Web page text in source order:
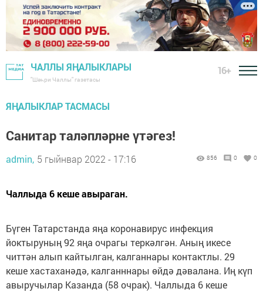
ЧАЛЛЫ ЯҢАЛЫКЛАРЫ
"Шәһри Чаллы" газетасы
16+
ЯҢАЛЫКЛАР ТАСМАСЫ
Санитар таләпләрне үтәгез!
admin, 5 гыйнвар 2022 - 17:16 856 0 0
Чаллыда 6 кеше авыраган.
Бүген Татарстанда яңа коронавирус инфекция
йоктыруның 92 яңа очрагы теркәлгән. Аның икесе
читтән алып кайтылган, калганнары контактлы. 29
кеше хастаханәдә, калганннары өйдә дәвалана. Иң күп
авыручылар Казанда (58 очрак). Чаллыда 6 кеше